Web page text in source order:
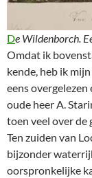
De Wildenborch.
Omdat ik
kende, heb ik
eens overgelezen
oude heer A.
toen veel over de
Ten zuiden van
bijzonder
oorspronkelijke